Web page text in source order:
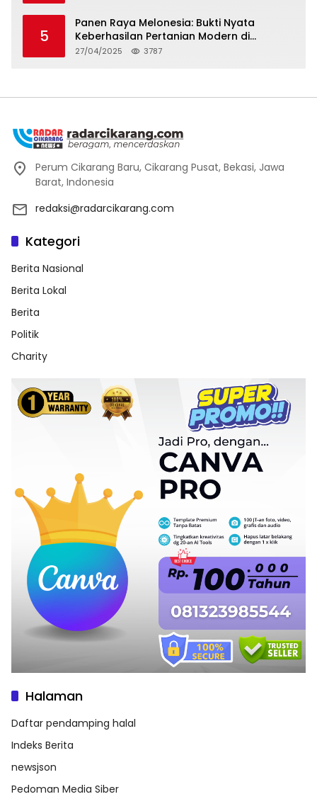
5
Panen Raya Melonesia: Bukti Nyata
Keberhasilan Pertanian Modern di
Kabupaten Bekasi
27/04/2025 3787
Perum Cikarang Baru, Cikarang Pusat, Bekasi, Jawa
Barat, Indonesia
redaksi@radarcikarang.com
Kategori
Berita Nasional
Berita Lokal
Berita
Politik
Charity
Halaman
Daftar pendamping halal
Indeks Berita
newsjson
Pedoman Media Siber